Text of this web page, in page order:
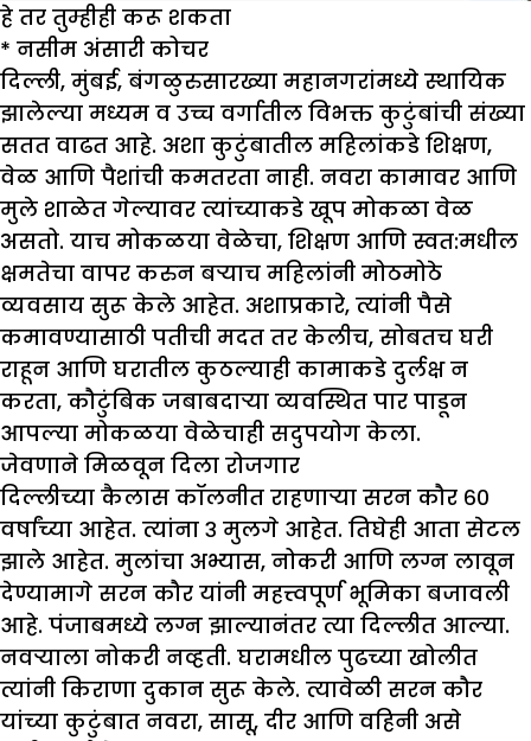
हे तर तुम्हीही करू शकता
* नसीम अंसारी कोचर
दिल्ली, मुंबई, बंगळुरुसारख्या महानगरांमध्ये स्थायिक
झालेल्या मध्यम व उच्च वर्गातील विभक्त कुटुंबांची संख्या
सतत वाढत आहे. अशा कुटुंबातील महिलांकडे शिक्षण,
वेळ आणि पैशांची कमतरता नाही. नवरा कामावर आणि
मुले शाळेत गेल्यावर त्यांच्याकडे खूप मोकळा वेळ
असतो. याच मोकळया वेळेचा, शिक्षण आणि स्वत:मधील
क्षमतेचा वापर करुन बऱ्याच महिलांनी मोठमोठे
व्यवसाय सुरू केले आहेत. अशाप्रकारे, त्यांनी पैसे
कमावण्यासाठी पतीची मदत तर केलीच, सोबतच घरी
राहून आणि घरातील कुठल्याही कामाकडे दुर्लक्ष न
करता, कौटुंबिक जबाबदाऱ्या व्यवस्थित पार पाडून
आपल्या मोकळया वेळेचाही सदुपयोग केला.
जेवणाने मिळवून दिला रोजगार
दिल्लीच्या कैलास कॉलनीत राहणाऱ्या सरन कौर ६०
वर्षांच्या आहेत. त्यांना ३ मुलगे आहेत. तिघेही आता सेटल
झाले आहेत. मुलांचा अभ्यास, नोकरी आणि लग्न लावून
देण्यामागे सरन कौर यांनी महत्त्वपूर्ण भूमिका बजावली
आहे. पंजाबमध्ये लग्न झाल्यानंतर त्या दिल्लीत आल्या.
नवऱ्याला नोकरी नव्हती. घरामधील पुढच्या खोलीत
त्यांनी किराणा दुकान सुरू केले. त्यावेळी सरन कौर
यांच्या कुटुंबात नवरा, सासू, दीर आणि वहिनी असे